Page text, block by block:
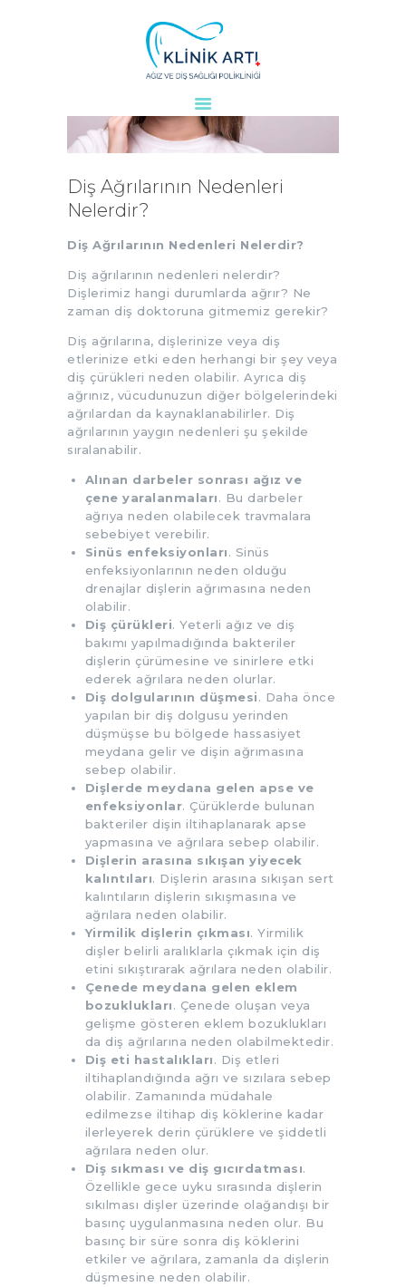
ANASAYFA
KURUMSAL
TEDAVILER
KVKK
AYDINLATMA
METNI
KLINIĞIMIZ
İLETIŞIM
Diş Ağrılarının Nedenleri
Nelerdir?
Diş Ağrılarının Nedenleri Nelerdir?
Diş ağrılarının nedenleri nelerdir?
Dişlerimiz hangi durumlarda ağrır? Ne
zaman diş doktoruna gitmemiz gerekir?
Diş ağrılarına, dişlerinize veya diş
etlerinize etki eden herhangi bir şey veya
diş çürükleri neden olabilir. Ayrıca diş
ağrınız, vücudunuzun diğer bölgelerindeki
ağrılardan da kaynaklanabilirler. Diş
ağrılarının yaygın nedenleri şu şekilde
sıralanabilir.
Alınan darbeler sonrası ağız ve
çene yaralanmaları. Bu darbeler
ağrıya neden olabilecek travmalara
sebebiyet verebilir.
Sinüs enfeksiyonları. Sinüs
enfeksiyonlarının neden olduğu
drenajlar dişlerin ağrımasına neden
olabilir.
Diş çürükleri. Yeterli ağız ve diş
bakımı yapılmadığında bakteriler
dişlerin çürümesine ve sinirlere etki
ederek ağrılara neden olurlar.
Diş dolgularının düşmesi. Daha önce
yapılan bir diş dolgusu yerinden
düşmüşse bu bölgede hassasiyet
meydana gelir ve dişin ağrımasına
sebep olabilir.
Dişlerde meydana gelen apse ve
enfeksiyonlar. Çürüklerde bulunan
bakteriler dişin iltihaplanarak apse
yapmasına ve ağrılara sebep olabilir.
Dişlerin arasına sıkışan yiyecek
kalıntıları. Dişlerin arasına sıkışan sert
kalıntıların dişlerin sıkışmasına ve
ağrılara neden olabilir.
Yirmilik dişlerin çıkması. Yirmilik
dişler belirli aralıklarla çıkmak için diş
etini sıkıştırarak ağrılara neden olabilir.
Çenede meydana gelen eklem
bozuklukları. Çenede oluşan veya
gelişme gösteren eklem bozuklukları
da diş ağrılarına neden olabilmektedir.
Diş eti hastalıkları. Diş etleri
iltihaplandığında ağrı ve sızılara sebep
olabilir. Zamanında müdahale
edilmezse iltihap diş köklerine kadar
ilerleyerek derin çürüklere ve şiddetli
ağrılara neden olur.
Diş sıkması ve diş gıcırdatması.
Özellikle gece uyku sırasında dişlerin
sıkılması dişler üzerinde olağandışı bir
basınç uygulanmasına neden olur. Bu
basınç bir süre sonra diş köklerini
etkiler ve ağrılara, zamanla da dişlerin
düşmesine neden olabilir.